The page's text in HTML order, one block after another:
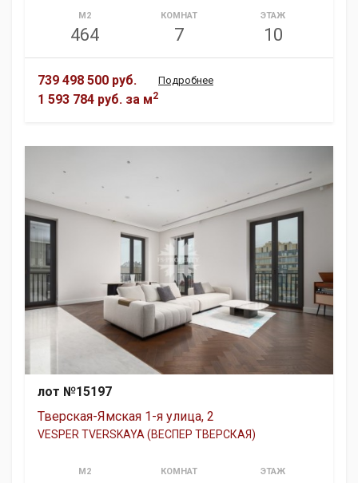
М2
464
КОМНАТ
7
ЭТАЖ
10
739 498 500 руб.
1 593 784 руб. за м2
Подробнее
лот №15197
Тверская-Ямская 1-я улица, 2
VESPER TVERSKAYA (ВЕСПЕР ТВЕРСКАЯ)
М2 КОМНАТ ЭТАЖ